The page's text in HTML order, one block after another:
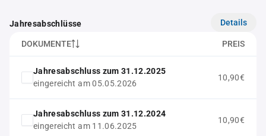
Jahresabschlüsse Details
DOKUMENTE PREIS
Jahresabschluss zum 31.12.2025
eingereicht am 05.05.2026
10,90€
Jahresabschluss zum 31.12.2024
eingereicht am 11.06.2025
10,90€